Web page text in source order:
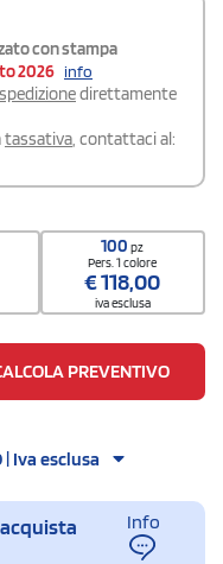
con stampa
2026 info
direttamente
tassativa, contattaci al:
100pz
Pers. 1 colore
€118,00
iva esclusa
PREVENTIVO
| Iva esclusa
Info